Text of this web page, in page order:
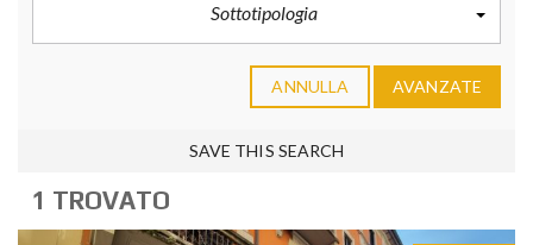
Sottotipologia
ANNULLA AVANZATE
SAVE THIS SEARCH
1 TROVATO